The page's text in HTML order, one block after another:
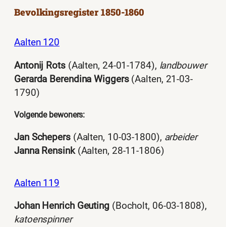
Bevolkingsregister 1850-1860
Aalten 120
Antonij Rots(Aalten, 24-01-1784), landbouwer
Gerarda Berendina Wiggers(Aalten, 21-03-
1790)
Volgende bewoners:
Jan Schepers(Aalten, 10-03-1800), arbeider
Janna Rensink(Aalten, 28-11-1806)
Aalten 119
Johan Henrich Geuting(Bocholt, 06-03-1808),
katoenspinner